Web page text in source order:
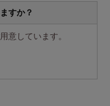
すか？
意しています。